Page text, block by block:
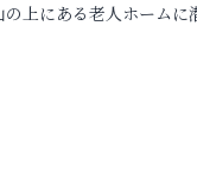
上にある老人ホームに